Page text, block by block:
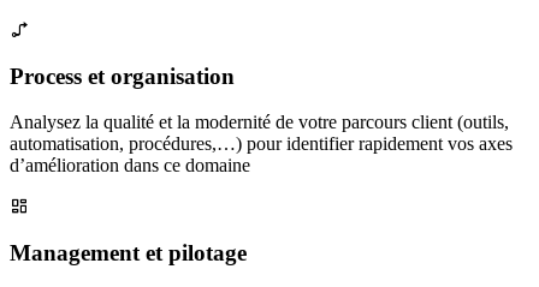
Process et organisation
Analysez la qualité et la modernité de votre parcours client (outils,
automatisation, procédures,…) pour identifier rapidement vos axes
d’amélioration dans ce domaine
Management et pilotage